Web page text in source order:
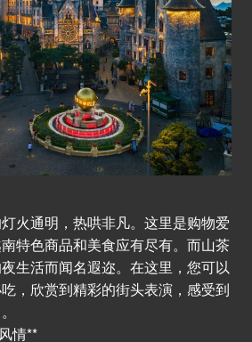
火通明，热哄非凡。这里是购物爱
特色商品和美食应有尽有。而山茶
生活而闻名遐迩。在这里，您可以
，欣赏到精彩的街头表演，感受到
情**